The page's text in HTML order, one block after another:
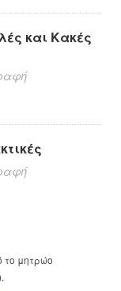
και Κακές
το μητρώο